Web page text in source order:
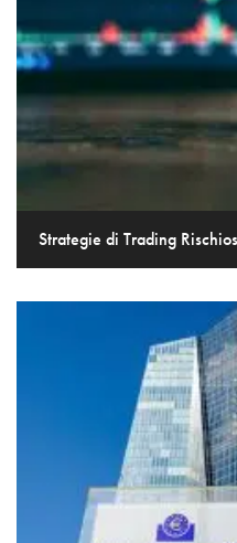
Strategie di Trading